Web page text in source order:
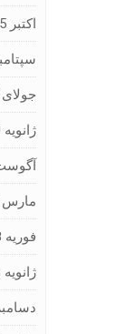
اکتبر 2025
سپتامبر
جولای 2020
ژانویه 2020
آگوست
مارس 2018
فوریه 2018
ژانویه 2018
دسامبر